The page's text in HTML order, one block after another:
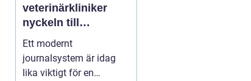
veterinärkliniker
nyckeln till
smidigare vardag
och säkrare vård
Ett modernt
journalsystem är idag
lika viktigt för en